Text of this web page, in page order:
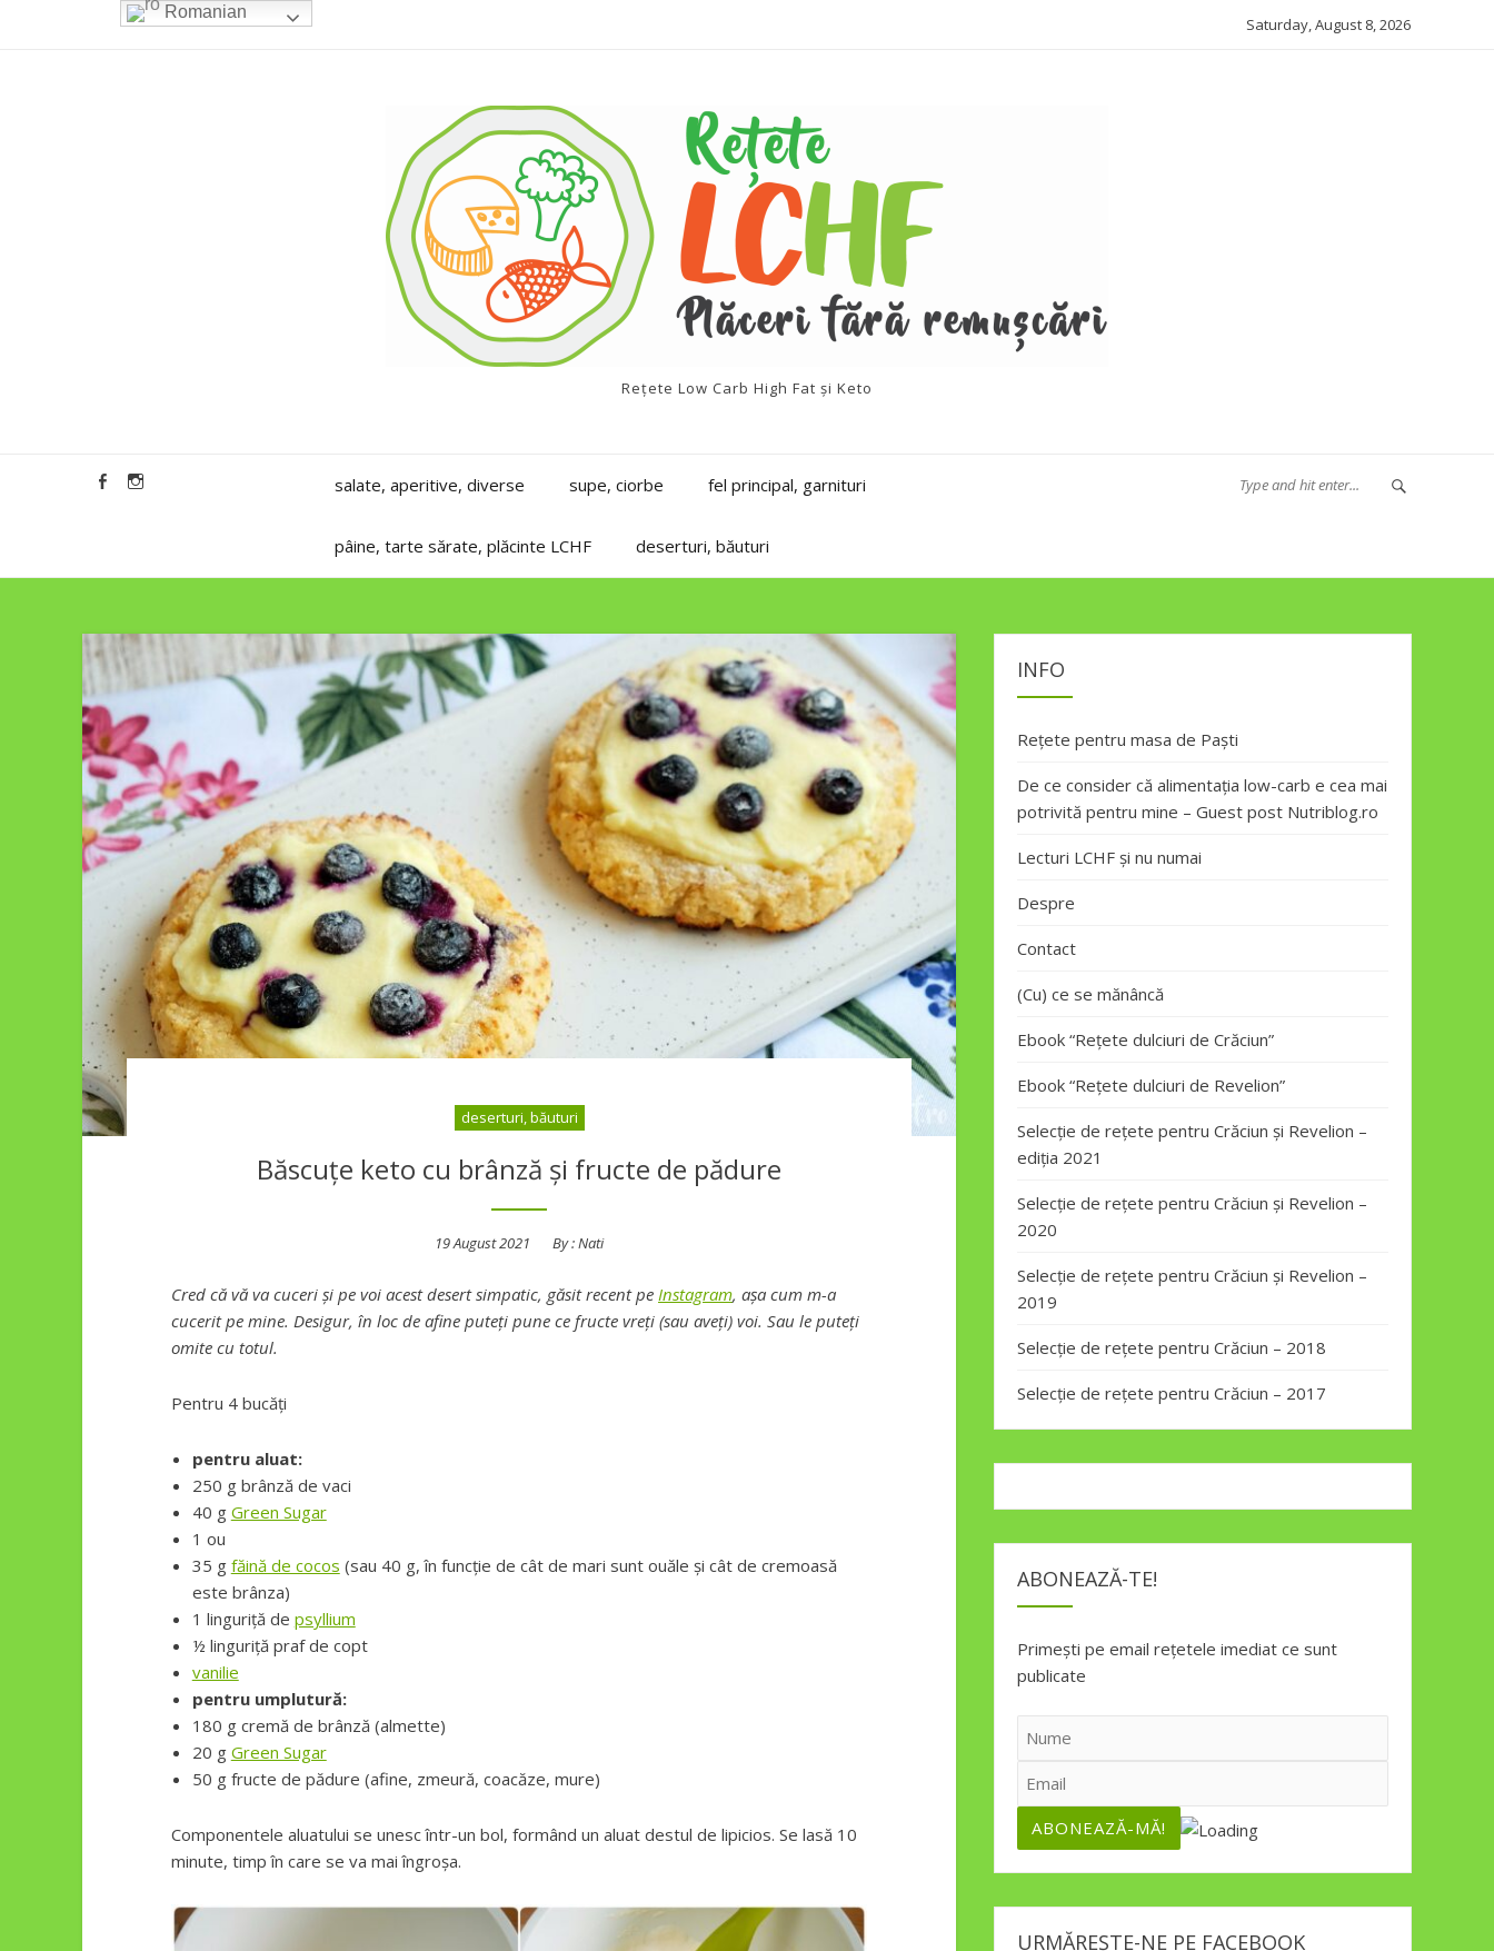
Saturday, August 8, 2026
Rețete Low Carb High Fat și Keto
salate, aperitive, diverse supe, ciorbe fel principal, garnituri
pâine, tarte sărate, plăcinte LCHF deserturi, băuturi
deserturi, băuturi
Băscuțe keto cu brânză și fructe de pădure
Posted
19 August 2021 By :Nati
Cred că vă va cuceri și pe voi acest desert simpatic, găsit recent pe Instagram, așa cum m-a
cucerit pe mine. Desigur, în loc de afine puteți pune ce fructe vreți (sau aveți) voi. Sau le puteți
omite cu totul.
Pentru 4 bucăți
pentru aluat:
250 g brânză de vaci
40 g Green Sugar
1 ou
35 g făină de cocos (sau 40 g, în funcție de cât de mari sunt ouăle și cât de cremoasă
este brânza)
1 linguriță de psyllium
½ linguriță praf de copt
vanilie
pentru umplutură:
180 g cremă de brânză (almette)
20 g Green Sugar
50 g fructe de pădure (afine, zmeură, coacăze, mure)
Componentele aluatului se unesc într-un bol, formând un aluat destul de lipicios. Se lasă 10
minute, timp în care se va mai îngroșa.
INFO
Rețete pentru masa de Paști
De ce consider că alimentația low-carb e cea mai
potrivită pentru mine – Guest post Nutriblog.ro
Lecturi LCHF și nu numai
Despre
Contact
(Cu) ce se mănâncă
Ebook “Rețete dulciuri de Crăciun”
Ebook “Rețete dulciuri de Revelion”
Selecție de rețete pentru Crăciun și Revelion –
ediția 2021
Selecție de rețete pentru Crăciun și Revelion –
2020
Selecție de rețete pentru Crăciun și Revelion –
2019
Selecție de rețete pentru Crăciun – 2018
Selecție de rețete pentru Crăciun – 2017
ABONEAZĂ-TE!
Primești pe email rețetele imediat ce sunt
publicate
URMĂREȘTE-NE PE FACEBOOK
Romanian